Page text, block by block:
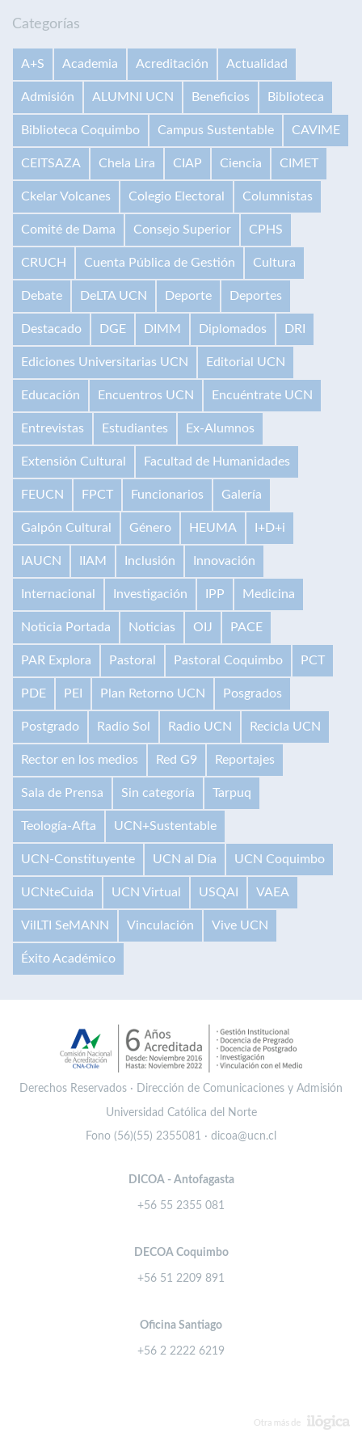
Categorías
A+S Academia Acreditación Actualidad
Admisión ALUMNI UCN Beneficios Biblioteca
Biblioteca Coquimbo Campus Sustentable CAVIME
CEITSAZA Chela Lira CIAP Ciencia CIMET
Ckelar Volcanes Colegio Electoral Columnistas
Comité de Dama Consejo Superior CPHS
CRUCH Cuenta Pública de Gestión Cultura
Debate DeLTA UCN Deporte Deportes
Destacado DGE DIMM Diplomados DRI
Ediciones Universitarias UCN Editorial UCN
Educación Encuentros UCN Encuéntrate UCN
Entrevistas Estudiantes Ex-Alumnos
Extensión Cultural Facultad de Humanidades
FEUCN FPCT Funcionarios Galería
Galpón Cultural Género HEUMA I+D+i
IAUCN IIAM Inclusión Innovación
Internacional Investigación IPP Medicina
Noticia Portada Noticias OIJ PACE
PAR Explora Pastoral Pastoral Coquimbo PCT
PDE PEI Plan Retorno UCN Posgrados
Postgrado Radio Sol Radio UCN Recicla UCN
Rector en los medios Red G9 Reportajes
Sala de Prensa Sin categoría Tarpuq
Teología-Afta UCN+Sustentable
UCN-Constituyente UCN al Día UCN Coquimbo
UCNteCuida UCN Virtual USQAI VAEA
VilLTI SeMANN Vinculación Vive UCN
Éxito Académico
Derechos Reservados · Dirección de Comunicaciones y Admisión
Universidad Católica del Norte
Fono (56)(55) 2355081 · dicoa@ucn.cl
DICOA - Antofagasta
+56 55 2355 081
DECOA Coquimbo
+56 51 2209 891
Oficina Santiago
+56 2 2222 6219